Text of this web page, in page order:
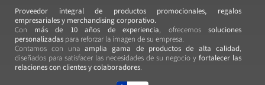
Proveedor integral de productos promocionales, regalos
empresariales y merchandising corporativo.
Con más de 10 años de experiencia, ofrecemos soluciones
personalizadas para reforzar la imagen de su empresa.
Contamos con una amplia gama de productos de alta calidad,
diseñados para satisfacer las necesidades de su negocio y fortalecer las
relaciones con clientes y colaboradores.